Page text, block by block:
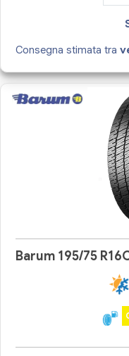
Consegna stimata tra
Barum 195/75